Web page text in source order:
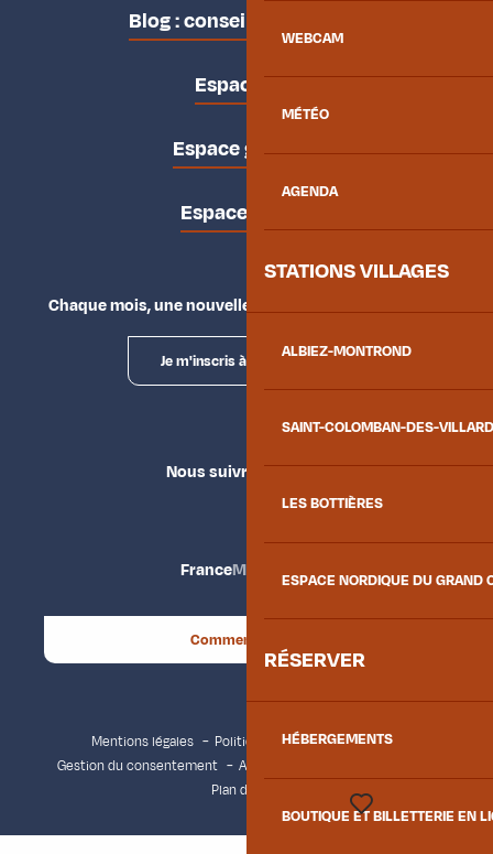
WEBCAM
MÉTÉO
AGENDA
STATIONS VILLAGES
ALBIEZ-MONTROND
SAINT-COLOMBAN-DES-
LES BOTTIÈRES
ESPACE NORDIQUE DU GRAND
RÉSERVER
HÉBERGEMENTS
BOUTIQUE ET BILLETTERIE EN
Blog : conseils des locaux
Espace pro
Espace groupes
Espace presse
Chaque mois, une nouvelle façon d'explorer la vallée.
Je m'inscris à la newsletter
Nous suivre
FranceMaurienne
Comment venir ?
Mentions légales
Politique de confidentialité
Gestion du consentement
Accessibilité : non conforme
Plan du site